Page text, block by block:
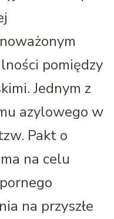
pomiędzy
Jednym z
azylowego w
Pakt o
na celu
na przyszłe